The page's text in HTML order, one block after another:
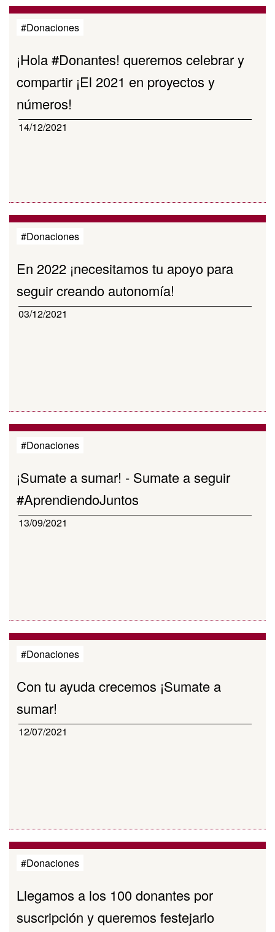
#Donaciones
¡Hola #Donantes! queremos celebrar y
compartir ¡El 2021 en proyectos y
números!
14/12/2021
#Donaciones
En 2022 ¡necesitamos tu apoyo para
seguir creando autonomía!
03/12/2021
#Donaciones
¡Sumate a sumar! - Sumate a seguir
#AprendiendoJuntos
13/09/2021
#Donaciones
Con tu ayuda crecemos ¡Sumate a
sumar!
12/07/2021
#Donaciones
Llegamos a los 100 donantes por
suscripción y queremos festejarlo